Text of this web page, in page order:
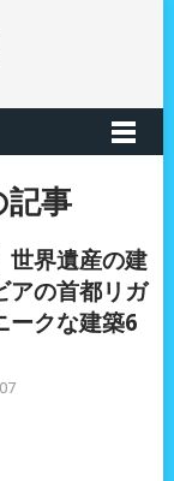
記事
世界遺産の建
アの首都リガ
ークな建築6